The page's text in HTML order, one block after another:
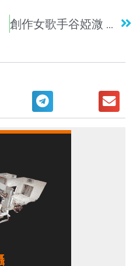
創作女歌手谷婭溦 用音樂探討人性